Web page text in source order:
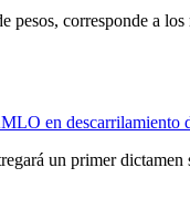
corresponde a
en descarrilamiento
un primer